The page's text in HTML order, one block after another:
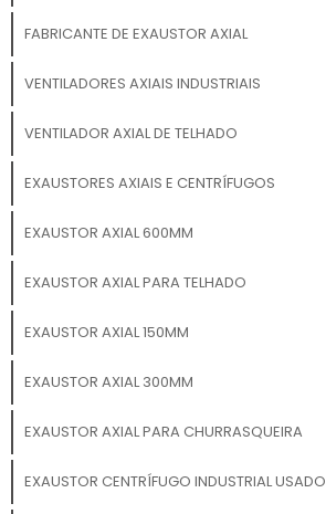
FABRICANTE DE EXAUSTOR AXIAL
VENTILADORES AXIAIS INDUSTRIAIS
VENTILADOR AXIAL DE TELHADO
EXAUSTORES AXIAIS E CENTRÍFUGOS
EXAUSTOR AXIAL 600MM
EXAUSTOR AXIAL PARA TELHADO
EXAUSTOR AXIAL 150MM
EXAUSTOR AXIAL 300MM
EXAUSTOR AXIAL PARA CHURRASQUEIRA
EXAUSTOR CENTRÍFUGO INDUSTRIAL USADO